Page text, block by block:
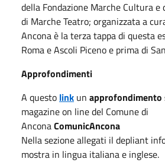
della Fondazione Marche Cultura e
di Marche Teatro; organizzata a
Ancona è la terza tappa di questa
Roma e Ascoli Piceno e prima di
Approfondimenti
A questo link un
magazine on line del Comune di
AnconaComunicAncona
Nella sezione allegati il depliant
mostra in lingua italiana e inglese.